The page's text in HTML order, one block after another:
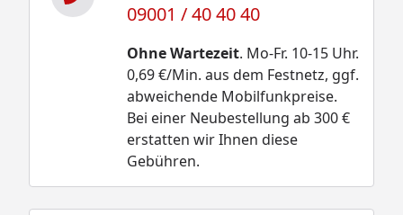
09001 / 40 40 40
Ohne Wartezeit. Mo-Fr. 10-15 Uhr.
0,69 €/Min. aus dem Festnetz, ggf.
abweichende Mobilfunkpreise.
Bei einer Neubestellung ab 300 €
erstatten wir Ihnen diese
Gebühren.